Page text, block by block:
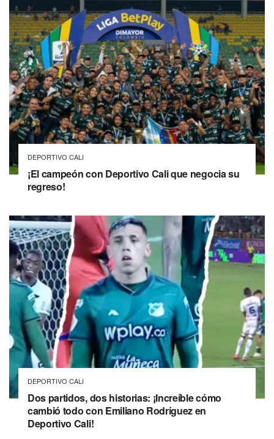
DEPORTIVO CALI
¡El campeón con Deportivo Cali que negocia su
regreso!
DEPORTIVO CALI
Dos partidos, dos historias: ¡Increíble cómo
cambió todo con Emiliano Rodríguez en
Deportivo Cali!